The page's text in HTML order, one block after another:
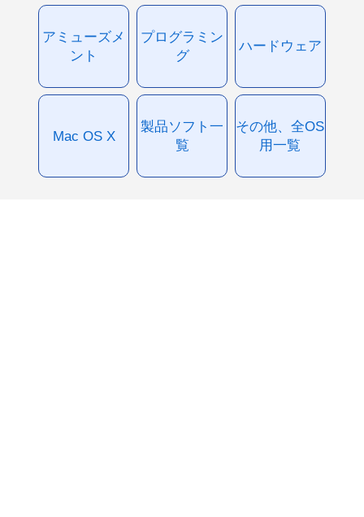
アミューズメ
ント
プログラミン
グ
ハードウェア
Mac OS X
製品ソフト一
覧
その他、全OS
用一覧